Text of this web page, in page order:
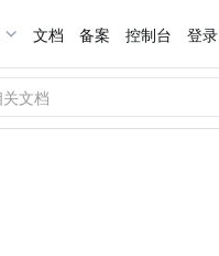
文档 备案 控制台 登录